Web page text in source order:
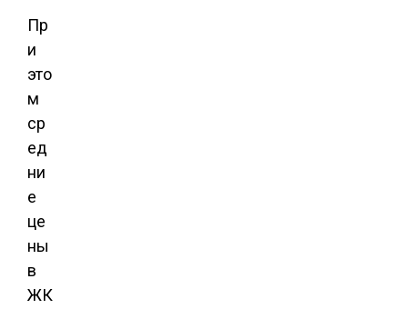
Пр
и
это
м
ср
ед
ни
е
це
ны
в
ЖК